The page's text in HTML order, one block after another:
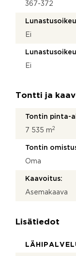
367-372
Ei
Ei
Tontti ja
Tontin pinta-
7 535 m2
Tontin
Oma
Kaavoitus:
Asemakaava
Lisätiedot